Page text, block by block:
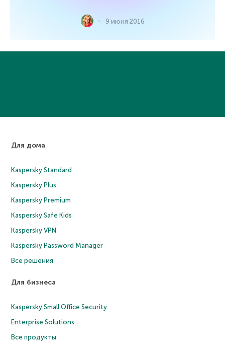
9 июня 2016
Для дома
Kaspersky Standard
Kaspersky Plus
Kaspersky Premium
Kaspersky Safe Kids
Kaspersky VPN
Kaspersky Password Manager
Все решения
Для бизнеса
Kaspersky Small Office Security
Enterprise Solutions
Все продукты